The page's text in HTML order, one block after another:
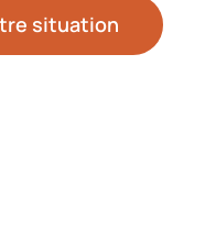
situation